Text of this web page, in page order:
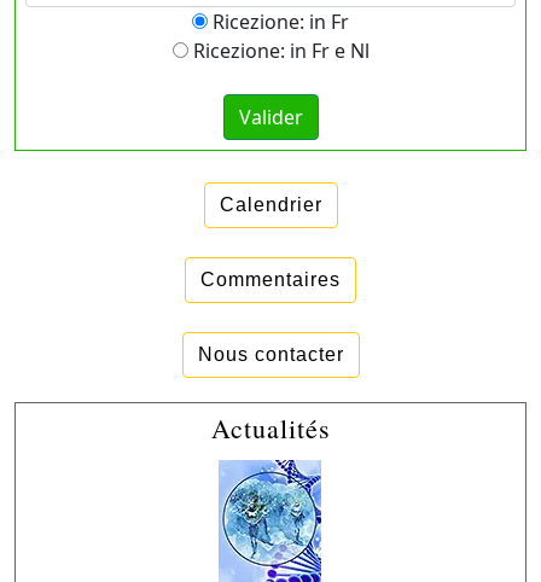
Ricezione: in Fr
Ricezione: in Fr e Nl
Calendrier
Commentaires
Nous contacter
Actualités